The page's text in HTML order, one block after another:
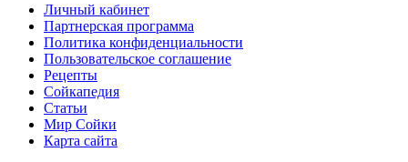
Личный кабинет
Партнерская программа
Политика конфиденциальности
Пользовательское соглашение
Рецепты
Сойкапедия
Статьи
Мир Сойки
Карта сайта